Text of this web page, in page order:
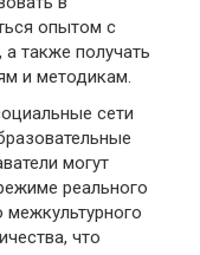
опытом с
а также получать
и методикам.
сети
могут
реального
что